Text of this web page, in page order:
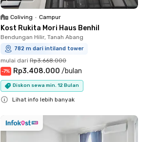
Coliving • Campur
Kost Rukita Mori Haus Benhil
Bendungan Hilir, Tanah Abang
782 m dari intiland tower
mulai dari Rp3.668.000
-7% Rp3.408.000 /bulan
Diskon sewa min. 12 Bulan
Lihat info lebih banyak